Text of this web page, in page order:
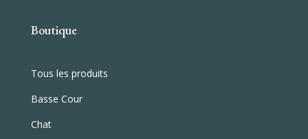
Boutique
Tous les produits
Basse Cour
Chat